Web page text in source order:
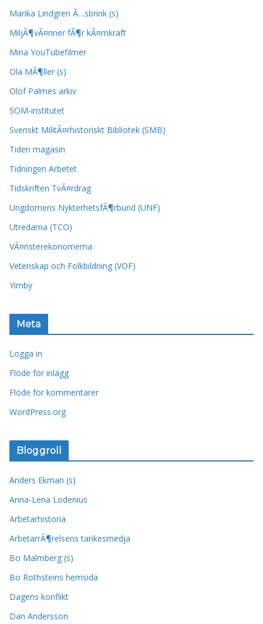
Marika Lindgren Ã…sbrink (s)
MiljÃ¶vÃ¤nner fÃ¶r kÃ¤rnkraft
Mina YouTubefilmer
Ola MÃ¶ller (s)
Olof Palmes arkiv
SOM-institutet
Svenskt MilitÃ¤rhistoriskt Bibliotek (SMB)
Tiden magasin
Tidningen Arbetet
Tidskriften TvÃ¤rdrag
Ungdomens NykterhetsfÃ¶rbund (UNF)
Utredarna (TCO)
VÃ¤nsterekonomerna
Vetenskap och Folkbildning (VOF)
Yimby
Meta
Logga in
Flöde för inlägg
Flöde för kommentarer
WordPress.org
Bloggroll
Anders Ekman (s)
Anna-Lena Lodenius
Arbetarhistoria
ArbetarrÃ¶relsens tankesmedja
Bo Malmberg (s)
Bo Rothsteins hemsida
Dagens konflikt
Dan Andersson